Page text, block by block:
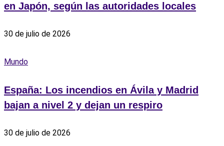
en Japón, según las autoridades locales
30 de julio de 2026
Mundo
España: Los incendios en Ávila y Madrid
bajan a nivel 2 y dejan un respiro
30 de julio de 2026